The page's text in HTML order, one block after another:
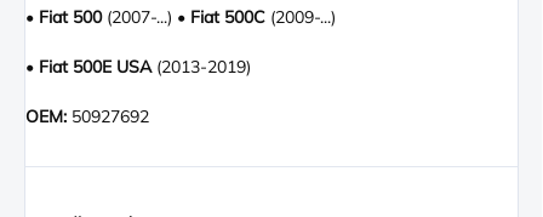
• Fiat 500(2007-...) • Fiat 500C (2009-...)
• Fiat 500E USA(2013-2019)
OEM: 50927692